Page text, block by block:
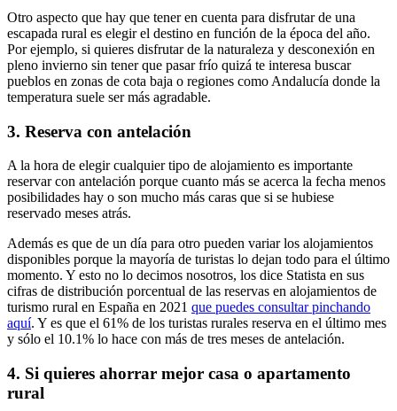
Otro aspecto que hay que tener en cuenta para disfrutar de una
escapada rural es elegir el destino en función de la época del año.
Por ejemplo, si quieres disfrutar de la naturaleza y desconexión en
pleno invierno sin tener que pasar frío quizá te interesa buscar
pueblos en zonas de cota baja o regiones como Andalucía donde la
temperatura suele ser más agradable.
3. Reserva con antelación
A la hora de elegir cualquier tipo de alojamiento es importante
reservar con antelación porque cuanto más se acerca la fecha menos
posibilidades hay o son mucho más caras que si se hubiese
reservado meses atrás.
Además es que de un día para otro pueden variar los alojamientos
disponibles porque la mayoría de turistas lo dejan todo para el último
momento. Y esto no lo decimos nosotros, los dice Statista en sus
cifras de distribución porcentual de las reservas en alojamientos de
turismo rural en España en 2021 que puedes consultar pinchando
aquí. Y es que el 61% de los turistas rurales reserva en el último mes
y sólo el 10.1% lo hace con más de tres meses de antelación.
4. Si quieres ahorrar mejor casa o apartamento
rural